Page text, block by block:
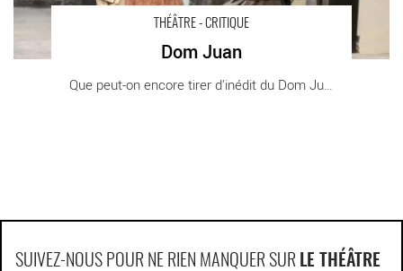
THÉÂTRE - CRITIQUE
Dom Juan
Que peut-on encore tirer d'inédit du Dom Juan [...]
SUIVEZ-NOUS POUR NE RIEN MANQUER SUR LE THÉÂTRE